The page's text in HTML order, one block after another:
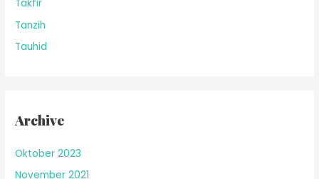
Takfir
Tanzih
Tauhid
Archive
Oktober 2023
November 2021